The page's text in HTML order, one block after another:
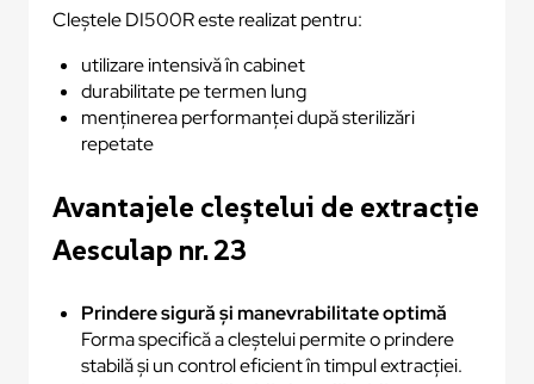
Cleștele DI500R este realizat pentru:
utilizare intensivă în cabinet
durabilitate pe termen lung
menținerea performanței după sterilizări
repetate
Avantajele cleștelui de extracție
Aesculap nr. 23
Prindere sigură și manevrabilitate optimă
Forma specifică a cleștelui permite o prindere
stabilă și un control eficient în timpul extracției.